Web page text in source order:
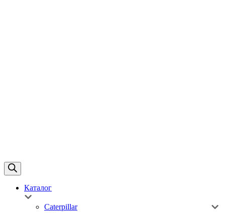
Каталог
Caterpillar